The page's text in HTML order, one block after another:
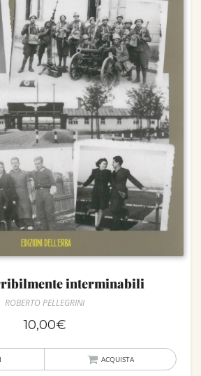
interminabili
ROBERTO PELLEGRINI
10,00€
ACQUISTA